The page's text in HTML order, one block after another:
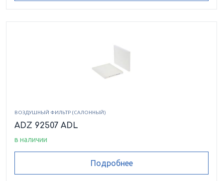
ВОЗДУШНЫЙ ФИЛЬТР (САЛОННЫЙ)
ADZ 92507 ADL
в наличии
Подробнее